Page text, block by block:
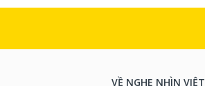
VỀ NGHE NHÌN VIỆT